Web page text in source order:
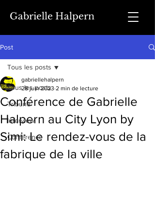
Gabrielle Halpern
Post
Tous les posts
Tribune
Interview
Conférence
Tous les posts
Conférence de Gabrielle
Halpern au City Lyon by
Simi: Le rendez-vous de la
fabrique de la ville
gabriellehalpern
28 juin 2023 2 min de lecture